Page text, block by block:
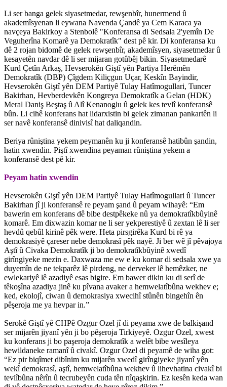
Li ser banga gelek siyasetmedar, rewşenbîr, hunermend û
akademîsyenan li eywana Navenda Çandê ya Cem Karaca ya
navçeya Bakirkoy a Stenbolê "Konferansa di Sedsala 2'yemîn De
Veguherîna Komarê ya Demokratîk" dest pê kir. Di konferansa ku
dê 2 rojan bidomê de gelek rewşenbîr, akademîsyen, siyasetmedar û
kesayetên navdar dê li ser mijaran gotûbêj bikin. Siyasetmedarê
Kurd Çetîn Arkaş, Hevserokên Giştî yên Partiya Herêmên
Demokratîk (DBP) Çîgdem Kiliçgun Uçar, Keskîn Bayindir,
Hevserokên Giştî yên DEM Partiyê Tulay Hatîmogullari, Tuncer
Bakirhan, Hevberdevkên Kongreya Demokratîk a Gelan (HDK)
Meral Daniş Beştaş û Alî Kenanoglu û gelek kes tevlî konferansê
bûn. Li cihê konferans hat lidarxistin bi gelek zimanan pankartên li
ser navê konferansê dinivisî hat daliqandin.
Beriya rûniştina yekem peymanên ku ji konferansê hatibûn şandin,
hatin xwendin. Piştî xwendina peyaman rûniştina yekem a
konferansê dest pê kir.
Peyam hatin xwendin
Hevserokên Giştî yên DEM Partiyê Tulay Hatîmogullari û Tuncer
Bakirhan jî ji konferansê re peyam şand û peyam wihayê: “Em
bawerin em konferans dê bibe destpêkeke nû ya demokratîkbûyinê
komarê. Em dixwazin komar ne li ser yekperestiyê û zextan lê li ser
hevdû qebûl kirinê pêk were. Heta pirsgirêka Kurd bi rê ya
demokrasiyê çareser nebe demokrasî pêk nayê. Ji ber wê jî pêvajoya
Aştî û Civaka Demokratîk ji bo demokratîkbûyinê xwedî
girîngiyeke mezin e. Daxwaza me ew e ku komar di sedsala xwe ya
duyemîn de ne tekparêz lê pirdeng, ne derveker lê hemêzker, ne
ewlekariyê lê azadiyê esas bigire. Em bawer dikin ku di serî de
têkoşîna azadiya jinê ku pîvana avaker a hemwelatîbûna wekhev e;
ked, ekolojî, ciwan û demokrasiya xwecihî stûnên bingehîn ên
pêşeroja me ya hevpar in.”
Serokê Giştî yê CHPê Ozgur Ozel jî di peyama xwe de balkişand
ser mijarên jiyanî yên ji bo pêşeroja Tirkiyeyê. Ozgur Ozel, xwest
ku konferans ji bo paşeroja demokratîk a welêt bibe wesîleya
hewildaneke ramanî û civakî. Ozgur Ozel di peyamê de wiha got:
“Ez pir biqîmet dibînim ku mijarên xwedî girîngiyeke jiyanî yên
wekî demokrasî, aştî, hemwelatîbûna wekhev û lihevhatina civakî bi
tevlîbûna nêrîn û tecrubeyên cuda tên nîqaşkirin. Ez kesên keda wan